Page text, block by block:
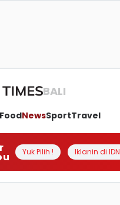
BALI
FoodNewsSportTravel
Yuk Pilih ! Iklanin di IDN